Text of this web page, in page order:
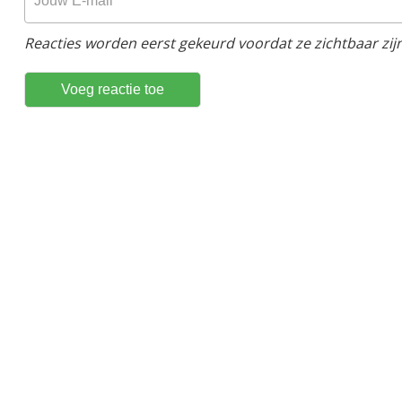
Reacties worden eerst gekeurd voordat ze zichtbaar